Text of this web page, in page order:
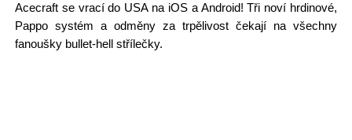
Acecraft se vrací do USA na iOS a Android! Tři noví hrdinové,
Pappo systém a odměny za trpělivost čekají na všechny
fanoušky bullet-hell střílečky.